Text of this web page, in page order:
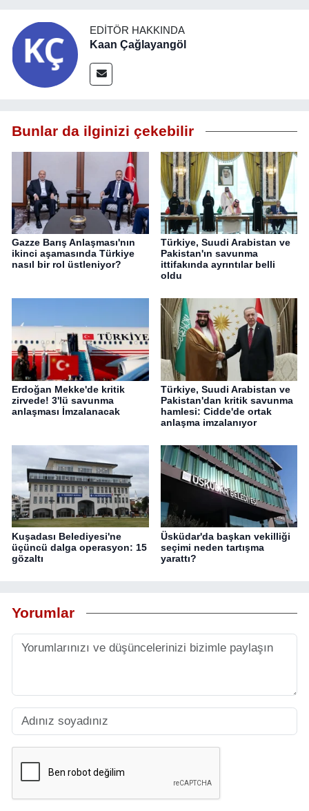
EDITÖR HAKKINDA
Kaan Çağlayangöl
Bunlar da ilginizi çekebilir
Gazze Barış Anlaşması'nın
ikinci aşamasında Türkiye
nasıl bir rol üstleniyor?
Türkiye, Suudi Arabistan ve
Pakistan'ın savunma
ittifakında ayrıntılar belli
oldu
Erdoğan Mekke'de kritik
zirvede! 3'lü savunma
anlaşması İmzalanacak
Türkiye, Suudi Arabistan ve
Pakistan'dan kritik savunma
hamlesi: Cidde'de ortak
anlaşma imzalanıyor
Kuşadası Belediyesi'ne
üçüncü dalga operasyon: 15
gözaltı
Üsküdar'da başkan vekilliği
seçimi neden tartışma
yarattı?
Yorumlar